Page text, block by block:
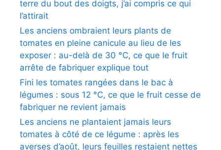
terre du bout des doigts, j’ai compris ce qui
l’attirait
Les anciens ombraient leurs plants de
tomates en pleine canicule au lieu de les
exposer : au-delà de 30 °C, ce que le fruit
arrête de fabriquer explique tout
Fini les tomates rangées dans le bac à
légumes : sous 12 °C, ce que le fruit cesse de
fabriquer ne revient jamais
Les anciens ne plantaient jamais leurs
tomates à côté de ce légume : après les
averses d’août, leurs feuilles restaient nettes